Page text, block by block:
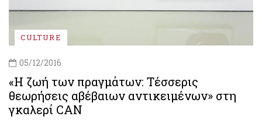
CULTURE
05/12/2016
«H ζωή των πραγμάτων: Τέσσερις
θεωρήσεις αβέβαιων αντικειμένων» στη
γκαλερί CAN